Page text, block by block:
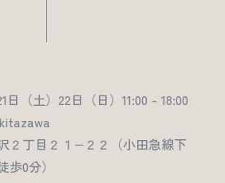
日（土）22日（日）11:00 - 18:00
２丁目２１−２２（小田急線下
0分）